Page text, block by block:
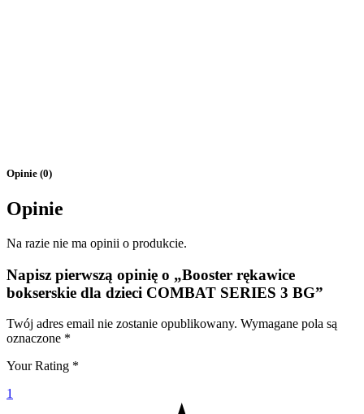
Opinie (0)
Opinie
Na razie nie ma opinii o produkcie.
Napisz pierwszą opinię o „Booster rękawice
bokserskie dla dzieci COMBAT SERIES 3 BG”
Twój adres email nie zostanie opublikowany. Wymagane pola są
oznaczone *
Your Rating *
1